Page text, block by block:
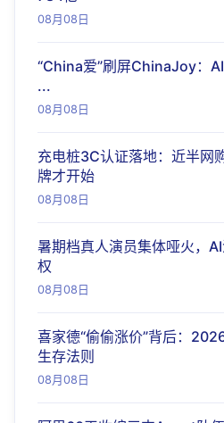
08月08日
“China爱”刷屏ChinaJoy：
...
08月08日
充电桩3C认证落地：近半网
牌才开始
08月08日
暑期档真人演员集体哑火，
权
08月08日
喜家德“偷偷涨价”背后：
生存法则
08月08日